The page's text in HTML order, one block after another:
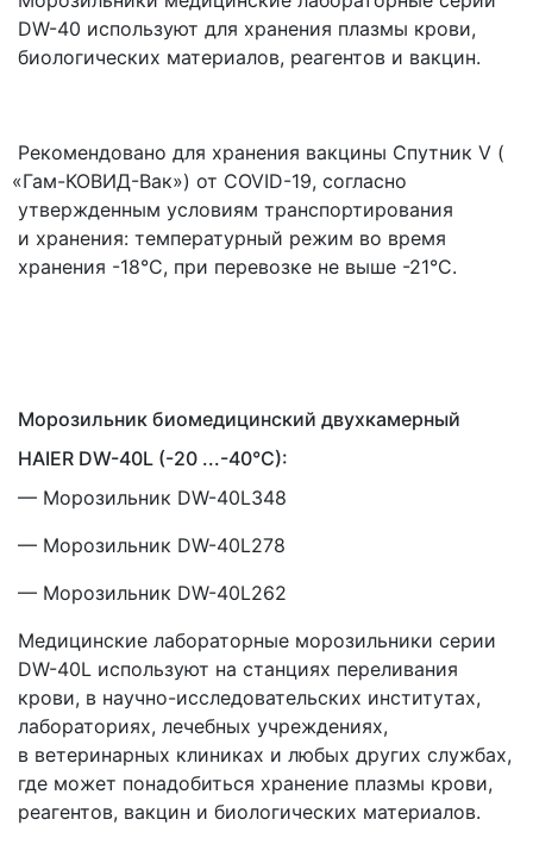
DW-40 используют для хранения плазмы крови,
биологических материалов, реагентов и вакцин.
Рекомендовано для хранения вакцины Спутник V (
«Гам-КОВИД-Вак») от COVID-19, согласно
утвержденным условиям транспортирования
и хранения: температурный режим во время
хранения -18°C, при перевозке не выше -21°C.
Морозильник биомедицинский двухкамерный
HAIER DW-40L (-20 ...-40°C):
— Морозильник DW-40L348
— Морозильник DW-40L278
— Морозильник DW-40L262
Медицинские лабораторные морозильники серии
DW-40L используют на станциях переливания
крови, в научно-исследовательских институтах,
лабораториях, лечебных учреждениях,
в ветеринарных клиниках и любых других службах,
где может понадобиться хранение плазмы крови,
реагентов, вакцин и биологических материалов.